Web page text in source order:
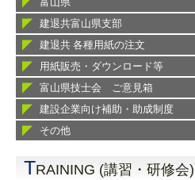
建退共富山県支部
建退共 各種用紙の注文
用紙販売・ダウンロード等
富山県技士会 ご意見箱
建設企業向け補助・助成制度
その他
TRAINING (講習・研修会)